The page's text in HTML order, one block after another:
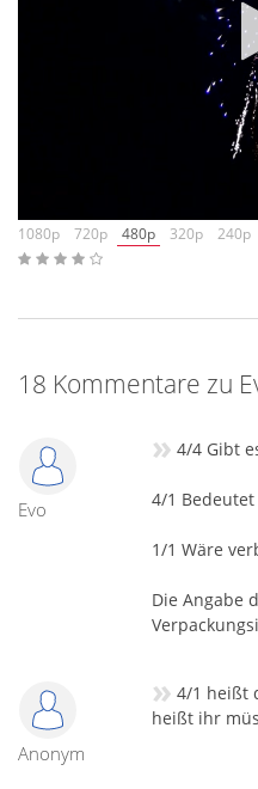
1080p
720p 480p 320p 240p
18 Kommentare zu
Evo
» 4/4 Gibt
4/1
1/1 Wäre
Die Angabe
Anonym
» 4/1 heißt
heißt ihr